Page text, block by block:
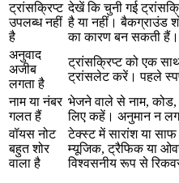
ट्रांसक्रिप्ट
उपलब्ध नहीं
है
देखें कि चुनी गई
है या नहीं। बैकग्राउंड
का कारण बन सकती हैं।
अनुवाद
अजीब
लगता है
ट्रांसक्रिप्ट को एक
ट्रांसलेट करें। पहले
नाम या नंबर
गलत हैं
भेजने वाले से नाम, कोड,
लिए कहें। अनुमान न
वॉयस नोट
बहुत शोर
वाला है
टेक्स्ट में सारांश या
म्यूजिक, ट्रैफिक या
विश्वसनीय रूप से